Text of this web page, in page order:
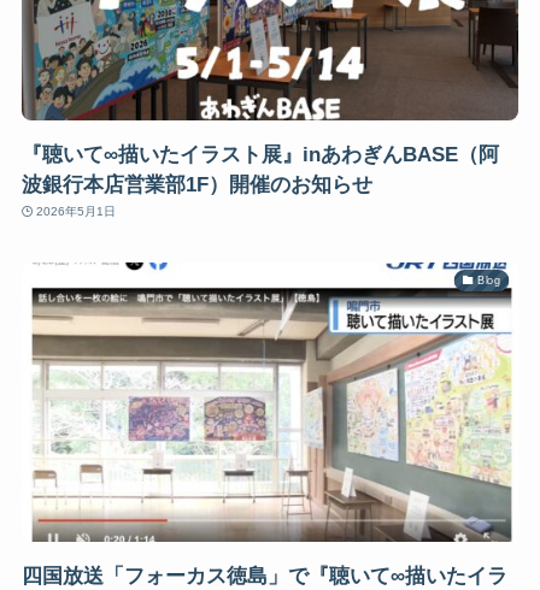
『聴いて∞描いたイラスト展』inあわぎんBASE（阿
波銀行本店営業部1F）開催のお知らせ
2026年5月1日
Blog
四国放送「フォーカス徳島」で『聴いて∞描いたイラ